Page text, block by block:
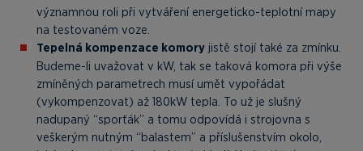
významnou roli při vytváření energeticko-teplotní mapy
na testovaném voze.
Tepelná kompenzace komory jistě stojí také za zmínku.
Budeme-li uvažovat v kW, tak se taková komora při výše
zmíněných parametrech musí umět vypořádat
(vykompenzovat) až 180kW tepla. To už je slušný
nadupaný “sporťák” a tomu odpovídá i strojovna s
veškerým nutným “balastem” a příslušenstvím okolo,